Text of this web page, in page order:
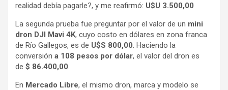
realidad debía pagarle?, y me reafirmó: U$U 3.500,00
La segunda prueba fue preguntar por el valor de un mini
dron DJI Mavi 4K, cuyo costo en dólares en zona franca
de Río Gallegos, es de U$S 800,00. Haciendo la
conversión a 108 pesos por dólar, el valor del dron es
de $ 86.400,00.
En Mercado Libre, el mismo dron, marca y modelo se